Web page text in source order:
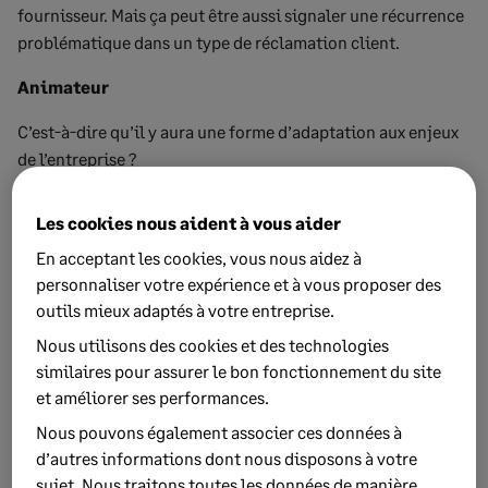
fournisseur. Mais ça peut être aussi signaler une récurrence
problématique dans un type de réclamation client.
Animateur
C’est-à-dire qu’il y aura une forme d’adaptation aux enjeux
de l’entreprise ?
Une IA est entraînée sur des cas d’usage généraux puis
s’améliore au contact de la réalité des interactions. Si un
flux conséquent de données concerne l’excellence
alertes en conséquence. L’idée n’est pas de noyer les
opérateurs sous un déluge d’informations mais bien
d’alerter là où ça compte.
Animateur
Les cookies nous aident à vous aider
En acceptant les cookies, vous nous aidez à
personnaliser votre expérience et à vous proposer des
outils mieux adaptés à votre entreprise.
Nous utilisons des cookies et des technologies
similaires pour assurer le bon fonctionnement du site
et améliorer ses performances.
Nous pouvons également associer ces données à
d’autres informations dont nous disposons à votre